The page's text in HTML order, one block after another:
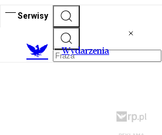
Serwisy
Wydarzenia